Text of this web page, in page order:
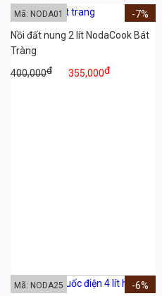
Nồi đất nung 2 lít NodaCook Bát
Tràng
400,000đ 355,000đ
-7%
Mã: NODA01
-6%
Mã: NODA25